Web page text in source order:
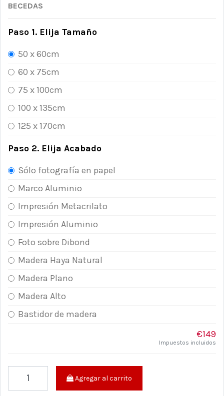
BECEDAS
Paso 1. Elija Tamaño
50 x 60cm
60 x 75cm
75 x 100cm
100 x 135cm
125 x 170cm
Paso 2. Elija Acabado
Sólo fotografía en papel
Marco Aluminio
Impresión Metacrilato
Impresión Aluminio
Foto sobre Dibond
Madera Haya Natural
Madera Plano
Madera Alto
Bastidor de madera
€149
Impuestos incluidos
Agregar al carrito